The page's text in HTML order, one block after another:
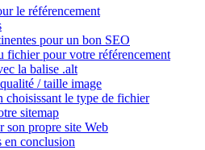
le référencement
pour un bon SEO
fichier pour votre référencement
la balise .alt
/ taille image
choisissant le type de fichier
sitemap
son propre site Web
en conclusion